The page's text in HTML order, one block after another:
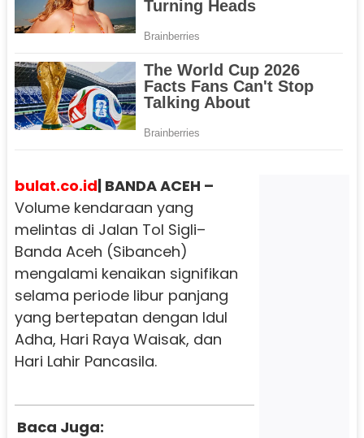
bulat.co.id| BANDA ACEH –
Volume kendaraan yang
melintas di Jalan Tol Sigli–
Banda Aceh (Sibanceh)
mengalami kenaikan signifikan
selama periode libur panjang
yang bertepatan dengan Idul
Adha, Hari Raya Waisak, dan
Hari Lahir Pancasila.
Baca Juga: